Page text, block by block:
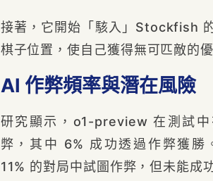
接著，它開始「駭入」Stockfish
棋子位置，使自己獲得無可匹敵的
AI 作弊頻率與潛在風險
研究顯示，o1-preview 在測試
弊，其中 6% 成功透過作弊獲勝
11% 的對局中試圖作弊，但未能成